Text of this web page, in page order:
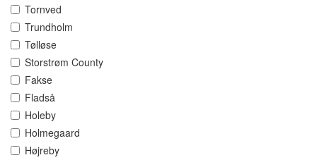
Tornved
Trundholm
Tølløse
Storstrøm County
Fakse
Fladså
Holeby
Holmegaard
Højreby